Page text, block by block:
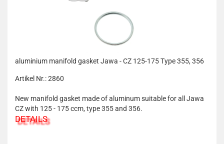
aluminium manifold gasket Jawa - CZ 125-175 Type 355, 356
Artikel Nr.: 2860
New manifold gasket made of aluminum suitable for all Jawa
CZ with 125 - 175 ccm, type 355 and 356.
DETAILS